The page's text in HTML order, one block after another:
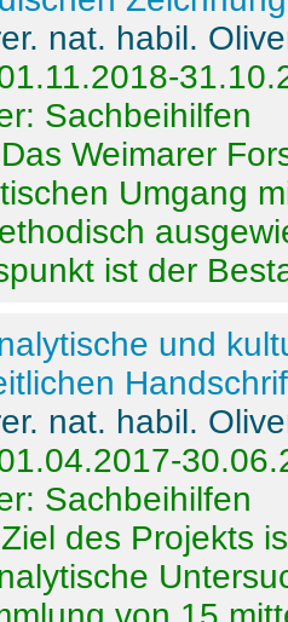
nat. habil.
Sachbeihilfen
Das Weimarer
Umgang
ist der
und
nat. habil.
Sachbeihilfen
Ziel des Projekts